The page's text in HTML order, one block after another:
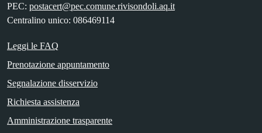
PEC: postacert@pec.comune.rivisondoli.aq.it
Centralino unico: 086469114
Leggi le FAQ
Prenotazione appuntamento
Segnalazione disservizio
Richiesta assistenza
Amministrazione trasparente